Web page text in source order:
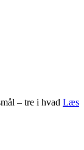
– tre i hvad Læs